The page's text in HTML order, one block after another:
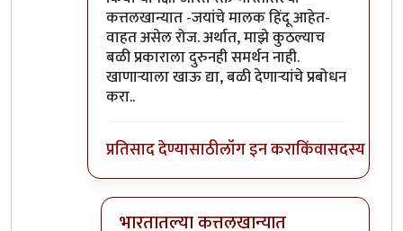
कत्तलखान्यात -जयांचे मालक हिंदू आहेत-
वाहत असेल रोज. अर्थात, माझे कुठल्याच
बळी प्रकाराला दुरुनही समर्थन नाही.
खाणाऱ्याला खाऊ द्या, बळी देणाऱ्यांचे प्रबोधन
करा..
प्रतिसाद देण्यासाठीलॉग इन कराकिंवासदस्य व्हा
भारतातल्या कत्तलखान्यात